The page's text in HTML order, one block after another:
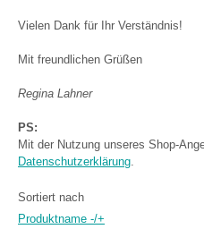
Vielen Dank für Ihr Verständnis!
Mit freundlichen Grüßen
Regina Lahner
PS:
Mit der Nutzung unseres Shop-
Datenschutzerklärung.
Sortiert nach
Produktname -/+